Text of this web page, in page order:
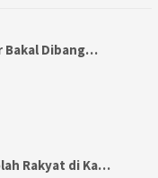
Bakal Dibang…
Rakyat di Ka…